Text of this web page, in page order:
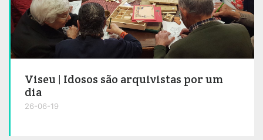
Viseu | Idosos são arquivistas por um
dia
26-06-19